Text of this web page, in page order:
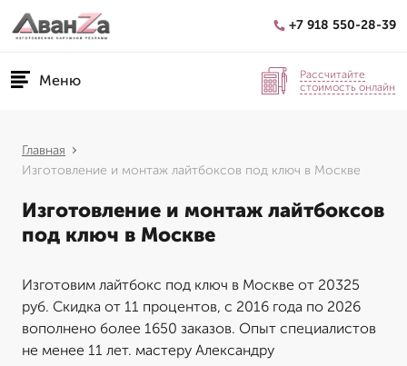
+7 918 550-28-39
Меню
Рассчитайте
стоимость онлайн
Главная
Изготовление и монтаж лайтбоксов под ключ в Москве
Изготовление и монтаж лайтбоксов
под ключ в Москве
Изготовим лайтбокс под ключ в Москве от 20325
руб. Скидка от 11 процентов, с 2016 года по 2026
вополнено более 1650 заказов. Опыт специалистов
не менее 11 лет. мастеру Александру